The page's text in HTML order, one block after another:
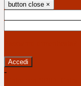
button close ×
-